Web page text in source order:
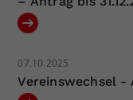
07.10.2025
Vereinswechsel
Zweck